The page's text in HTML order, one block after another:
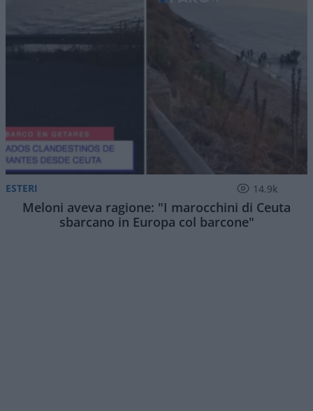
ESTERI 14.9k
Meloni aveva ragione: "I marocchini di Ceuta
sbarcano in Europa col barcone"